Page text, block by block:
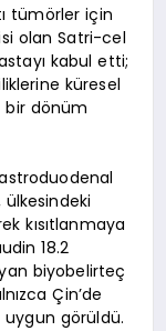
tümörler için
olan Satri-cel
kabul etti;
küresel
bir dönüm
ülkesindeki
kısıtlanmaya
18.2
biyobelirteç
Çin’de
görüldü.